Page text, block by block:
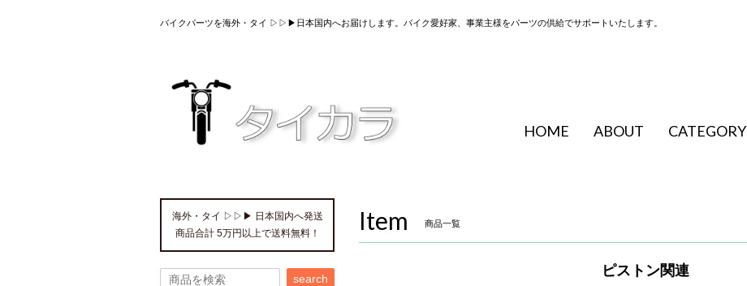
バイクパーツを海外・タイ ▷▷▶日本国内へお届けします。バイク愛好家、事業主様をパーツの供給でサポートいたします。
HOME ABOUT CATEGORY
Item 商品一覧
ピストン関連
海外・タイ ▷▷▶ 日本国内へ発送
商品合計 5万円以上で送料無料！
search